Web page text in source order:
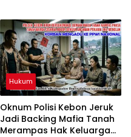
Hukum
Oknum Polisi Kebon Jeruk
Jadi Backing Mafia Tanah
Merampas Hak Keluarga